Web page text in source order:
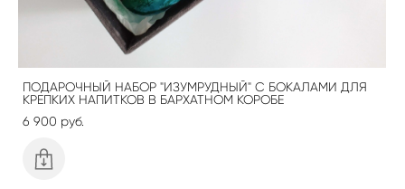
ПОДАРОЧНЫЙ НАБОР "ИЗУМРУДНЫЙ" С БОКАЛАМИ ДЛЯ
КРЕПКИХ НАПИТКОВ В БАРХАТНОМ КОРОБЕ
6 900 pуб.